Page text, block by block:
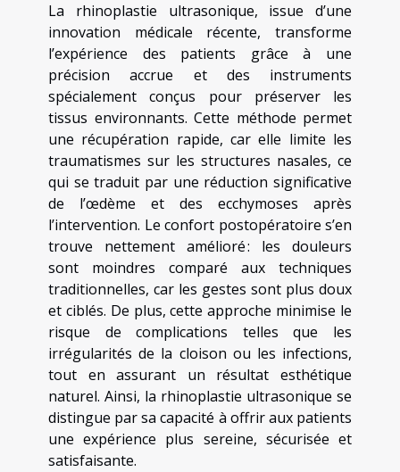
La rhinoplastie ultrasonique, issue d’une
innovation médicale récente, transforme
l’expérience des patients grâce à une
précision accrue et des instruments
spécialement conçus pour préserver les
tissus environnants. Cette méthode permet
une récupération rapide, car elle limite les
traumatismes sur les structures nasales, ce
qui se traduit par une réduction significative
de l’œdème et des ecchymoses après
l’intervention. Le confort postopératoire s’en
trouve nettement amélioré : les douleurs
sont moindres comparé aux techniques
traditionnelles, car les gestes sont plus doux
et ciblés. De plus, cette approche minimise le
risque de complications telles que les
irrégularités de la cloison ou les infections,
tout en assurant un résultat esthétique
naturel. Ainsi, la rhinoplastie ultrasonique se
distingue par sa capacité à offrir aux patients
une expérience plus sereine, sécurisée et
satisfaisante.